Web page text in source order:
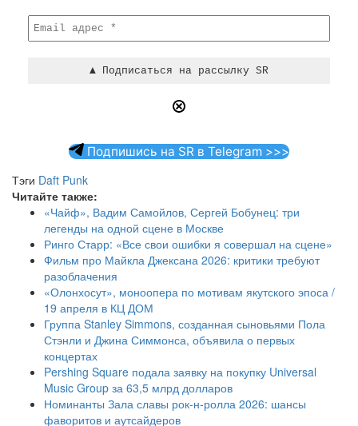
Подпишись на SR в Telegram >>>
Тэги Daft Punk
Читайте также:
«Чайф», Вадим Самойлов, Сергей Бобунец: три
легенды на одной сцене в Москве
Ринго Старр: «Все свои ошибки я совершал на сцене»
Фильм про Майкла Джексана 2026: критики требуют
разоблачения
«Олонхосут», моноопера по мотивам якутского эпоса /
19 апреля в КЦ ДОМ
Группа Stanley Simmons, созданная сыновьями Пола
Стэнли и Джина Симмонса, объявила о первых
концертах
Pershing Square подала заявку на покупку Universal
Music Group за 63,5 млрд долларов
Номинанты Зала славы рок-н-ролла 2026: шансы
фаворитов и аутсайдеров